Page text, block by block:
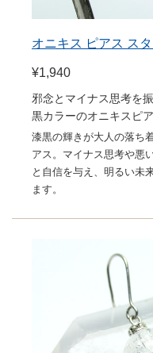
オニキス ピアス ス
¥1,940
邪念とマイナス思考を
黒カラーのオニキスピ
漆黒の輝きが大人の落ち
アス。マイナス思考や悪
と自信を与え、明るい未
ます。